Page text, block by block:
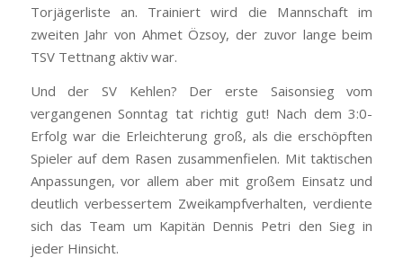
Torjägerliste an. Trainiert wird die Mannschaft im
zweiten Jahr von Ahmet Özsoy, der zuvor lange beim
TSV Tettnang aktiv war.
Und der SV Kehlen? Der erste Saisonsieg vom
vergangenen Sonntag tat richtig gut! Nach dem 3:0-
Erfolg war die Erleichterung groß, als die erschöpften
Spieler auf dem Rasen zusammenfielen. Mit taktischen
Anpassungen, vor allem aber mit großem Einsatz und
deutlich verbessertem Zweikampfverhalten, verdiente
sich das Team um Kapitän Dennis Petri den Sieg in
jeder Hinsicht.